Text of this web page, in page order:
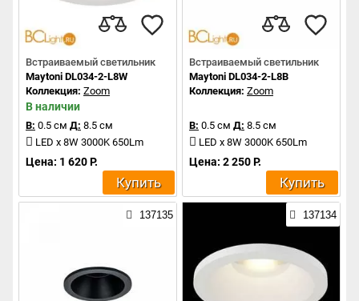
Встраиваемый светильник
Maytoni DL034-2-L8W
Коллекция: Zoom
В наличии
В: 0.5 см Д: 8.5 см
LED x 8W 3000K 650Lm
Цена: 1 620 Р.
Купить
Встраиваемый светильник
Maytoni DL034-2-L8B
Коллекция: Zoom
В: 0.5 см Д: 8.5 см
LED x 8W 3000K 650Lm
Цена: 2 250 Р.
Купить
137135 137134